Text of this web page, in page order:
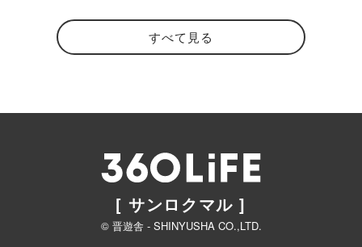
すべて見る
[ サンロクマル ]
© 晋遊舎 - SHINYUSHA CO.,LTD.